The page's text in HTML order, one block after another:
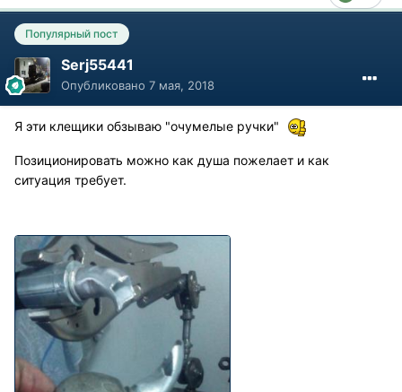
Популярный пост
Serj55441
Опубликовано 7 мая, 2018
Я эти клещики обзываю "очумелые ручки"
Позиционировать можно как душа пожелает и как
ситуация требует.